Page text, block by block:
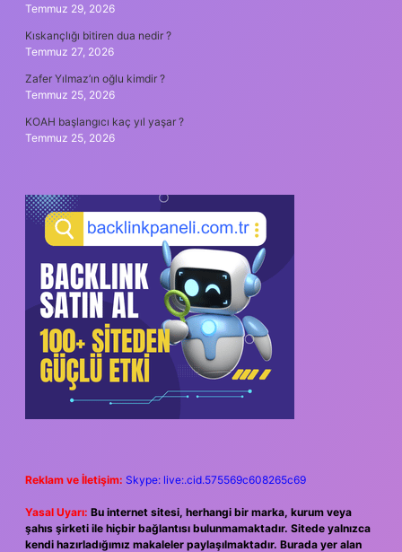
Temmuz 29, 2026
Kıskançlığı bitiren dua nedir ?
Temmuz 27, 2026
Zafer Yılmaz’ın oğlu kimdir ?
Temmuz 25, 2026
KOAH başlangıcı kaç yıl yaşar ?
Temmuz 25, 2026
Reklam ve İletişim: Skype: live:.cid.575569c608265c69
Yasal Uyarı: Bu internet sitesi, herhangi bir marka, kurum veya
şahıs şirketi ile hiçbir bağlantısı bulunmamaktadır. Sitede yalnızca
kendi hazırladığımız makaleler paylaşılmaktadır. Burada yer alan